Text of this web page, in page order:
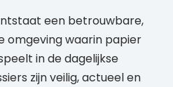
een betrouwbare,
omgeving waarin papier
in de dagelijkse
zijn veilig, actueel en